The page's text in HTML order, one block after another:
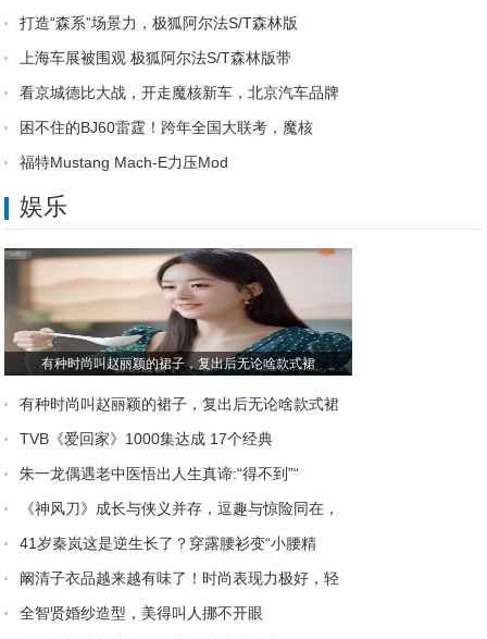
打造“森系”场景力，极狐阿尔法S/T森林版
上海车展被围观 极狐阿尔法S/T森林版带
看京城德比大战，开走魔核新车，北京汽车品牌
困不住的BJ60雷霆！跨年全国大联考，魔核
福特Mustang Mach-E力压Mod
新款蒙迪欧动力升级，2.0T+6AT，输出
娱乐
有种时尚叫赵丽颖的裙子，复出后无论啥款式裙
有种时尚叫赵丽颖的裙子，复出后无论啥款式裙
TVB《爱回家》1000集达成 17个经典
朱一龙偶遇老中医悟出人生真谛:“得不到”“
《神风刀》成长与侠义并存，逗趣与惊险同在，
41岁秦岚这是逆生长了？穿露腰衫变“小腰精
阚清子衣品越来越有味了！时尚表现力极好，轻
全智贤婚纱造型，美得叫人挪不开眼